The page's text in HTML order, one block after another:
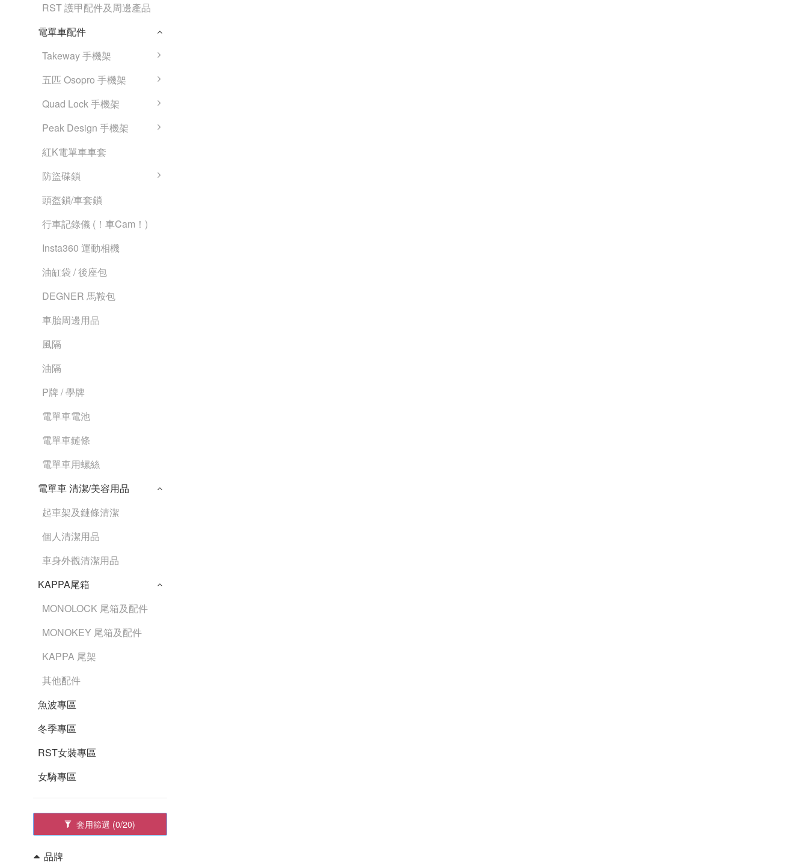
RST 護甲配件及周邊產品
電單車配件
Takeway 手機架
五匹 Osopro 手機架
Quad Lock 手機架
Peak Design 手機架
紅K電單車車套
防盜碟鎖
頭盔鎖/車套鎖
行車記錄儀 (！車Cam！)
Insta360 運動相機
油缸袋 / 後座包
DEGNER 馬鞍包
車胎周邊用品
風隔
油隔
P牌 / 學牌
電單車電池
電單車鏈條
電單車用螺絲
電單車 清潔/美容用品
起車架及鏈條清潔
個人清潔用品
車身外觀清潔用品
KAPPA尾箱
MONOLOCK 尾箱及配件
MONOKEY 尾箱及配件
KAPPA 尾架
其他配件
魚波專區
冬季專區
RST女裝專區
女騎專區
套用篩選 (0/20)
品牌